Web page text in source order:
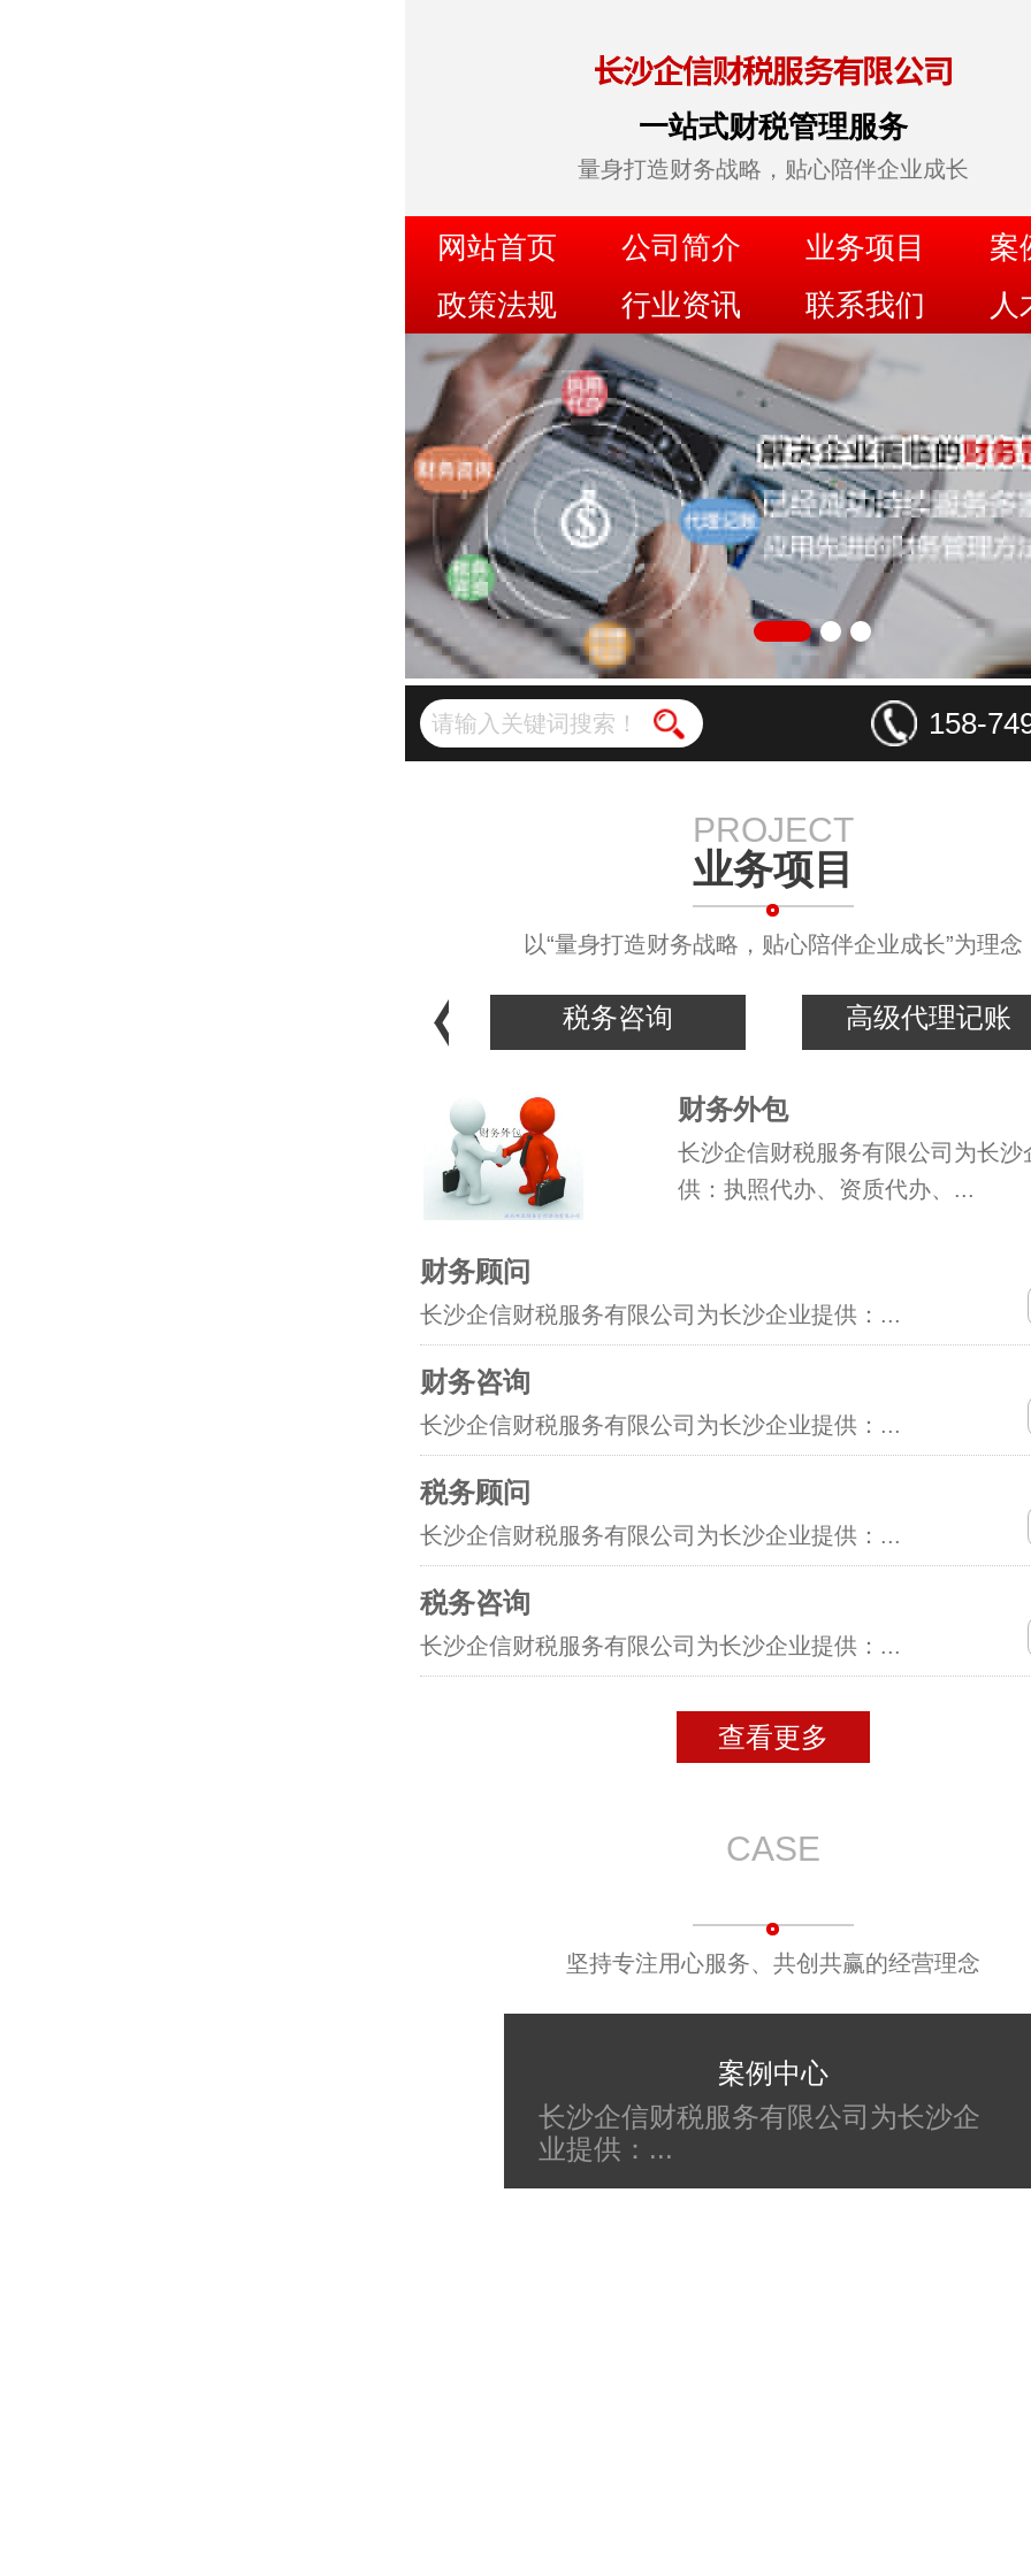
一站式财税管理服务
量身打造财务战略，贴心陪伴企业成长
网站首页 公司简介 业务项目
案
政策法规
行业资讯 联系我们 人
158-
PROJECT
业务项目
以“量身打造财务战略，贴心陪伴企业成长”为理念
税务咨询 高级代理记账
财务外包
长沙企信财税服务有限公司为长沙
供：执照代办、资质代办、...
财务顾问
长沙企信财税服务有限公司为长沙企业提供：...
财务咨询
长沙企信财税服务有限公司为长沙企业提供：...
税务顾问
长沙企信财税服务有限公司为长沙企业提供：...
税务咨询
长沙企信财税服务有限公司为长沙企业提供：...
查看更多
CASE
坚持专注用心服务、共创共赢的经营理念